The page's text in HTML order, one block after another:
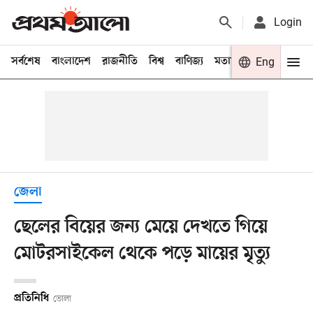
Login
সর্বশেষ বাংলাদেশ রাজনীতি বিশ্ব বাণিজ্য মতামত খেলা
Eng
জেলা
ছেলের বিয়ের জন্য মেয়ে দেখতে গিয়ে
মোটরসাইকেল থেকে পড়ে মায়ের মৃত্যু
প্রতিনিধি ভোলা